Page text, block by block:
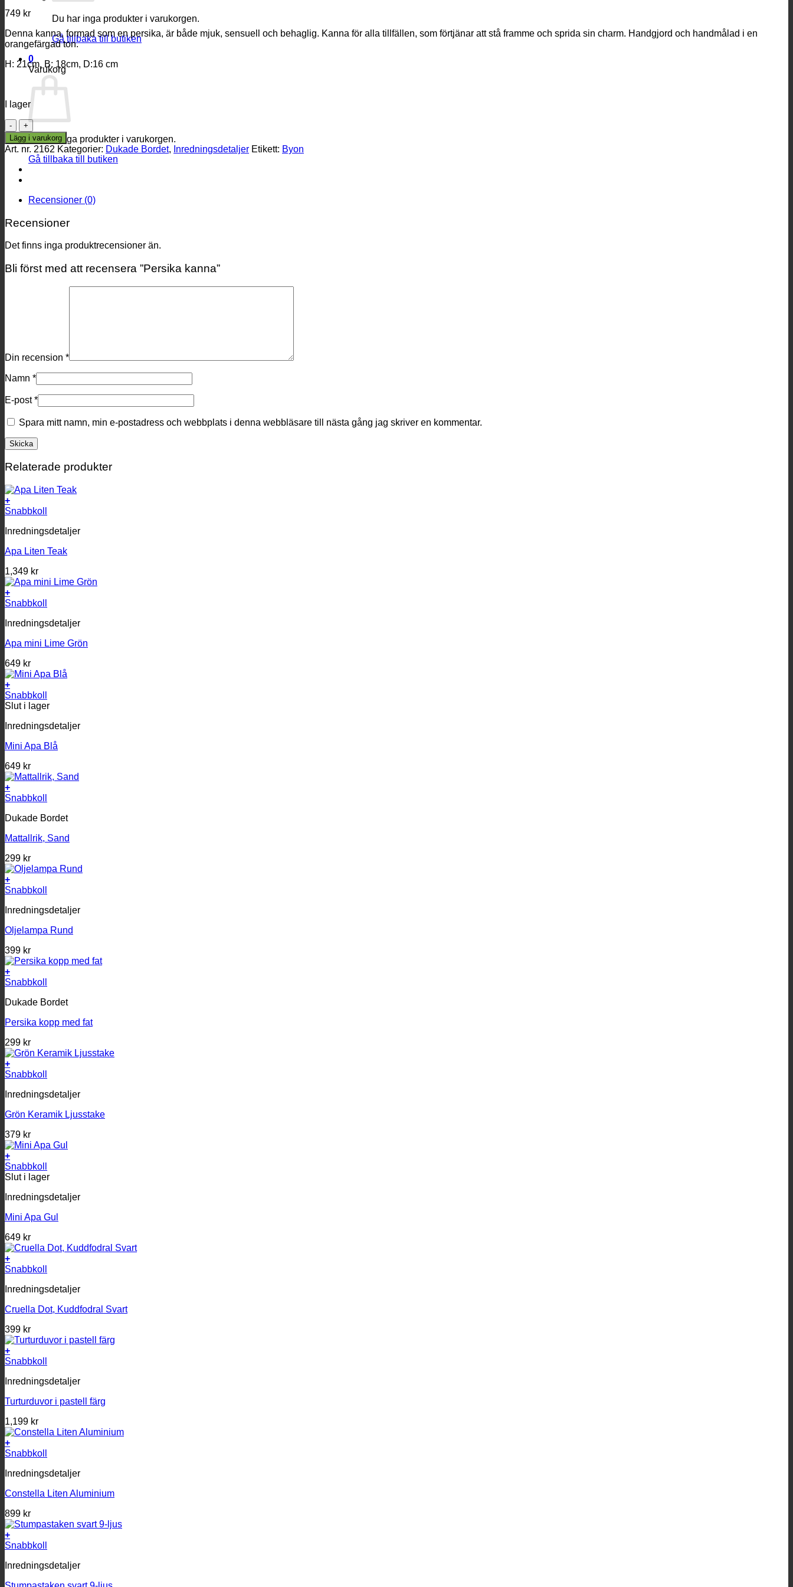
Du har inga produkter i varukorgen.
Gå tillbaka till butiken
0
Varukorg
Du har inga produkter i varukorgen.
Gå tillbaka till butiken
749 kr
Denna kanna, formad som en persika, är både mjuk, sensuell och behaglig. Kanna för alla tillfällen, som förtjänar att stå framme och sprida sin charm. Handgjord och handmålad i en
orangefärgad ton.
H: 21cm, B: 18cm, D:16 cm
I lager
Persika
kanna
mängd
Lägg i varukorg
Art. nr. 2162 Kategorier: Dukade Bordet, Inredningsdetaljer Etikett: Byon
Recensioner (0)
Recensioner
Det finns inga produktrecensioner än.
Bli först med att recensera ”Persika kanna”
Din recension *
Namn *
E-post*
Spara mitt namn, min e-postadress och webbplats i denna webbläsare till nästa gång jag skriver en kommentar.
Relaterade produkter
+
Snabbkoll
Inredningsdetaljer
Apa Liten Teak
1,349 kr
+
Snabbkoll
Inredningsdetaljer
Apa mini Lime Grön
649 kr
+
Snabbkoll
Slut i lager
Inredningsdetaljer
Mini Apa Blå
649 kr
+
Snabbkoll
Dukade Bordet
Mattallrik, Sand
299 kr
+
Snabbkoll
Inredningsdetaljer
Oljelampa Rund
399 kr
+
Snabbkoll
Dukade Bordet
Persika kopp med fat
299 kr
+
Snabbkoll
Inredningsdetaljer
Grön Keramik Ljusstake
379 kr
+
Snabbkoll
Slut i lager
Inredningsdetaljer
Mini Apa Gul
649 kr
+
Snabbkoll
Inredningsdetaljer
Cruella Dot, Kuddfodral Svart
399 kr
+
Snabbkoll
Inredningsdetaljer
Turturduvor i pastell färg
1,199 kr
+
Snabbkoll
Inredningsdetaljer
Constella Liten Aluminium
899 kr
+
Snabbkoll
Inredningsdetaljer